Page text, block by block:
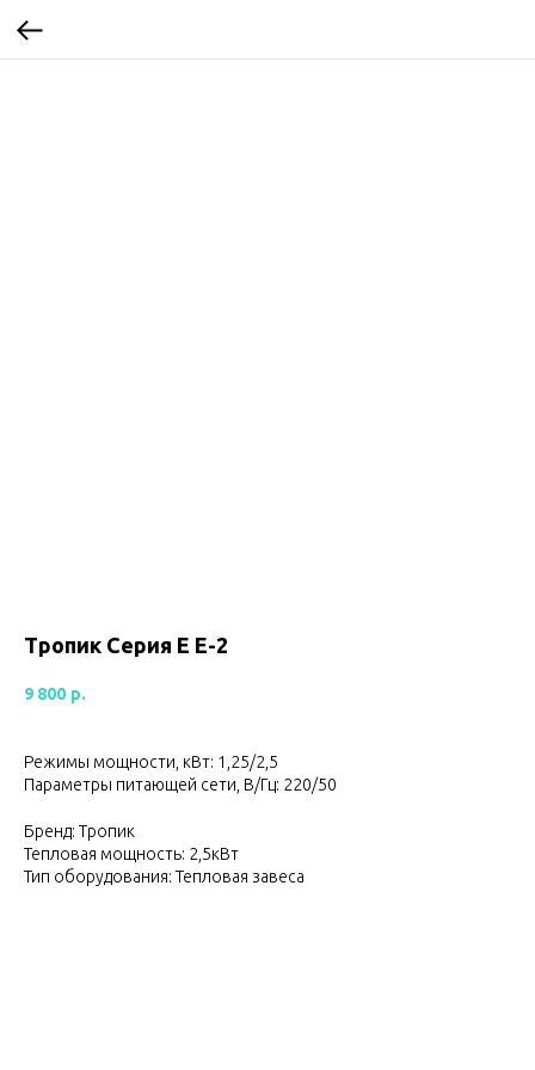
Тропик Серия Е Е-2
9 800 р.
Режимы мощности, кВт: 1,25/2,5
Параметры питающей сети, В/Гц: 220/50
Бренд: Тропик
Тепловая мощность: 2,5кВт
Тип оборудования: Тепловая завеса